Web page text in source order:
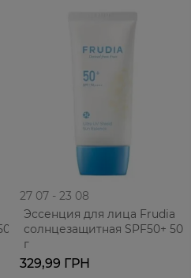
27 07 - 23 08
Эссенция для лица Frudia
солнцезащитная SPF50+ 50
г
329,99 ГРН